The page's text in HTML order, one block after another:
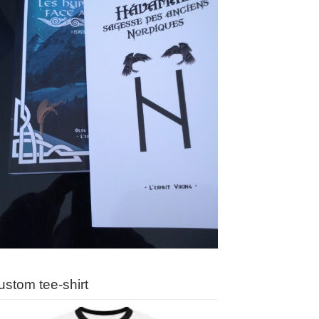
tee-shirt